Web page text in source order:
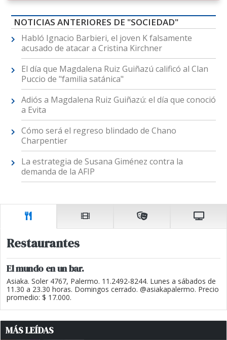
NOTICIAS ANTERIORES DE "SOCIEDAD"
Habló Ignacio Barbieri, el joven K falsamente
acusado de atacar a Cristina Kirchner
El día que Magdalena Ruiz Guiñazú calificó al Clan
Puccio de "familia satánica"
Adiós a Magdalena Ruiz Guiñazú: el día que conoció
a Evita
Cómo será el regreso blindado de Chano
Charpentier
La estrategia de Susana Giménez contra la
demanda de la AFIP
Restaurantes
El mundo en un bar.
Asiaka. Soler 4767, Palermo. 11.2492-8244. Lunes a sábados de
11.30 a 23.30 horas. Domingos cerrado. @asiakapalermo. Precio
promedio: $ 17.000.
MÁS LEÍDAS